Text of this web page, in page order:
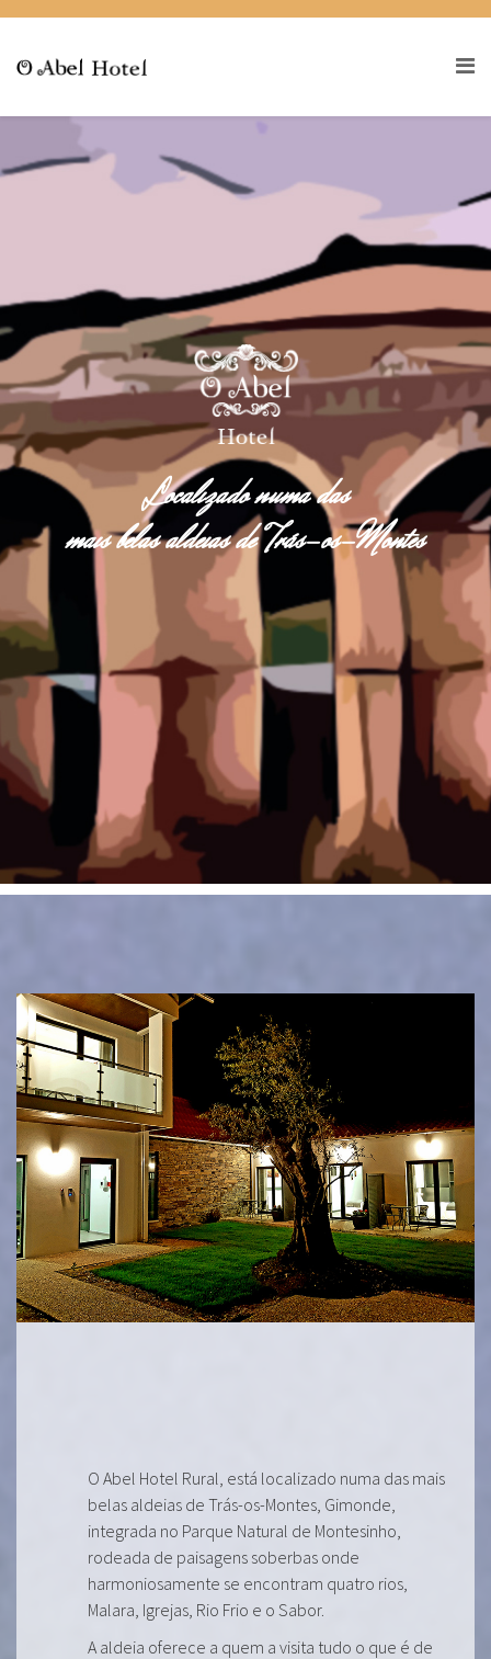
Localizado numa das
mais belas aldeias de Trás-os-Montes
O Abel Hotel Rural, está localizado numa das mais
belas aldeias de Trás-os-Montes, Gimonde,
integrada no Parque Natural de Montesinho,
rodeada de paisagens soberbas onde
harmoniosamente se encontram quatro rios,
Malara, Igrejas, Rio Frio e o Sabor.
A aldeia oferece a quem a visita tudo o que é de